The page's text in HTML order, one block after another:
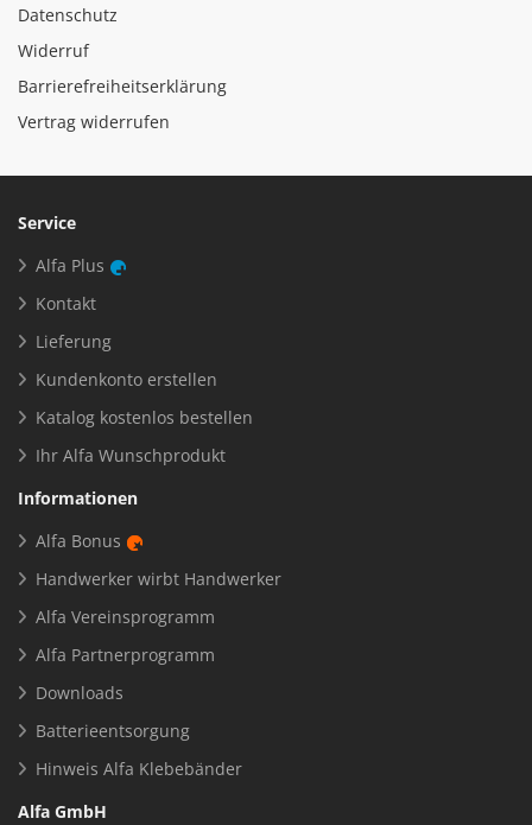
Datenschutz
Widerruf
Barrierefreiheitserklärung
Vertrag widerrufen
Service
Alfa Plus
Kontakt
Lieferung
Kundenkonto erstellen
Katalog kostenlos bestellen
Ihr Alfa Wunschprodukt
Informationen
Alfa Bonus
Handwerker wirbt Handwerker
Alfa Vereinsprogramm
Alfa Partnerprogramm
Downloads
Batterieentsorgung
Hinweis Alfa Klebebänder
Alfa GmbH